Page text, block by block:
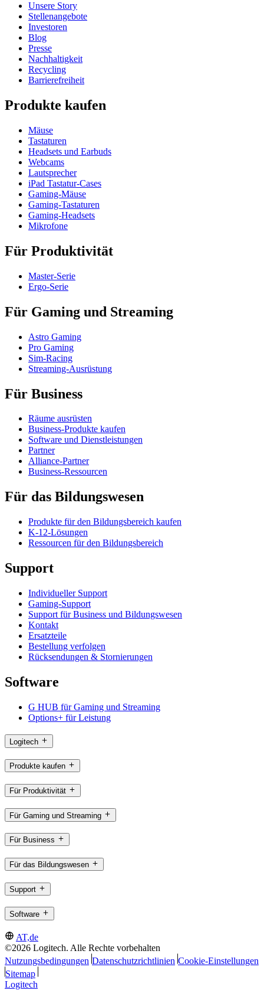
Unsere Story
Stellenangebote
Investoren
Blog
Presse
Nachhaltigkeit
Recycling
Barrierefreiheit
Produkte kaufen
Mäuse
Tastaturen
Headsets und Earbuds
Webcams
Lautsprecher
iPad Tastatur-Cases
Gaming-Mäuse
Gaming-Tastaturen
Gaming-Headsets
Mikrofone
Für Produktivität
Master-Serie
Ergo-Serie
Für Gaming und Streaming
Astro Gaming
Pro Gaming
Sim-Racing
Streaming-Ausrüstung
Für Business
Räume ausrüsten
Business-Produkte kaufen
Software und Dienstleistungen
Partner
Alliance-Partner
Business-Ressourcen
Für das Bildungswesen
Produkte für den Bildungsbereich kaufen
K-12-Lösungen
Ressourcen für den Bildungsbereich
Support
Individueller Support
Gaming-Support
Support für Business und Bildungswesen
Kontakt
Ersatzteile
Bestellung verfolgen
Rücksendungen & Stornierungen
Software
G HUB für Gaming und Streaming
Options+ für Leistung
Logitech
Produkte kaufen
Für Produktivität
Für Gaming und Streaming
Für Business
Für das Bildungswesen
Support
Software
AT,de
©2026 Logitech. Alle Rechte vorbehalten
Nutzungsbedingungen Datenschutzrichtlinien Cookie-Einstellungen
Sitemap
Logitech